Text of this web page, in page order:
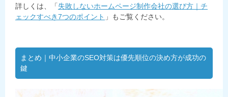
詳しくは、「失敗しないホームページ制作会社の選び方｜チ
ェックすべき7つのポイント 」もご覧ください。
まとめ｜中小企業のSEO対策は優先順位の決め方が成功の
鍵